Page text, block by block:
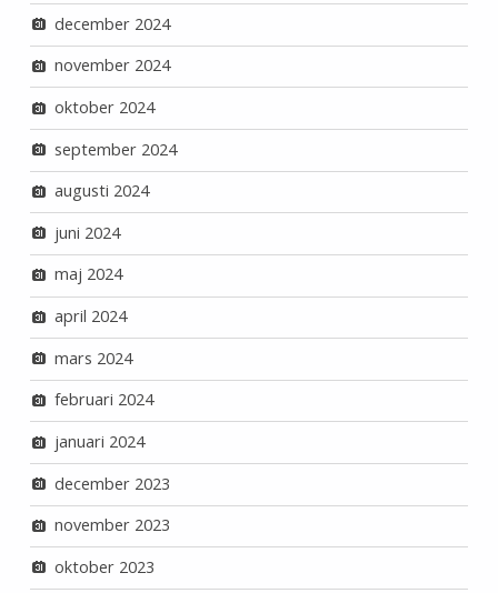
december 2024
november 2024
oktober 2024
september 2024
augusti 2024
juni 2024
maj 2024
april 2024
mars 2024
februari 2024
januari 2024
december 2023
november 2023
oktober 2023